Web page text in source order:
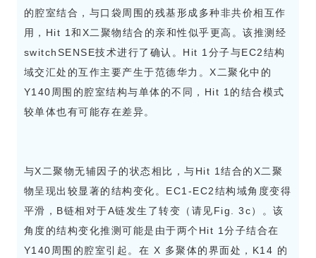
的腔室结合，与口袋周围的残基形成多种非共价相互作
用，Hit 1和X二聚物结合的亲和性似乎更高。该推测经
switchSENSE技术进行了确认。Hit 1分子与EC2结构
域交汇处的互作主要产生于范德华力。X二聚化中的
Y140周围的腔室结构与单体的不同，Hit 1的结合模式
较单体也有可能存在差异。
与X二聚物无辅因子的状态相比，与Hit 1结合的X二聚
物呈现出较显著的结构变化。EC1-EC2结构域角度变得
平滑，B链相对于A链发生了转变（请见Fig. 3c）。该
角度的结构变化推测可能是由于两个Hit 1分子结合在
Y140周围的腔室引起。在 X 多聚体的界面处，K14 的